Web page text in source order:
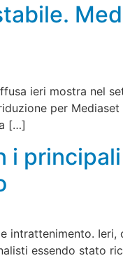
ieri mostra nel
per
[…]
i
essendo stato